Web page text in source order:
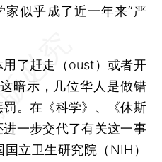
家似乎成了近一年来“严
了赶走（oust）或者开
暗示，几位华人是做错
。在《科学》、《休斯
一步交代了有关这一事
立卫生研究院（NIH）